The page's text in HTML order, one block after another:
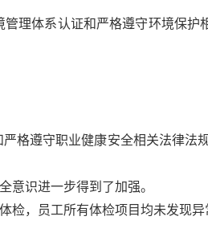
管理体系认证和严格遵守环境保
严格遵守职业健康安全相关法律
意识进一步得到了加强。
检，员工所有体检项目均未发现异